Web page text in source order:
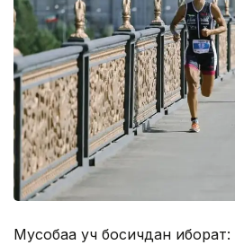
Мусобақа уч босқичдан